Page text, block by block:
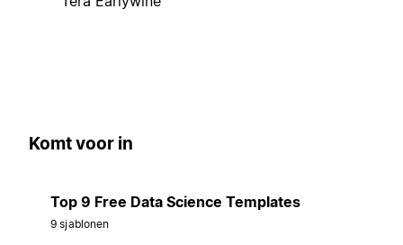
Komt voor in
Top 9 Free Data Science Templates
9 sjablonen